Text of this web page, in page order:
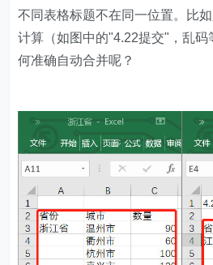
不同表格标题不在同一位置。比
计算（如图中的"4.22提交"，乱码
何准确自动合并呢？